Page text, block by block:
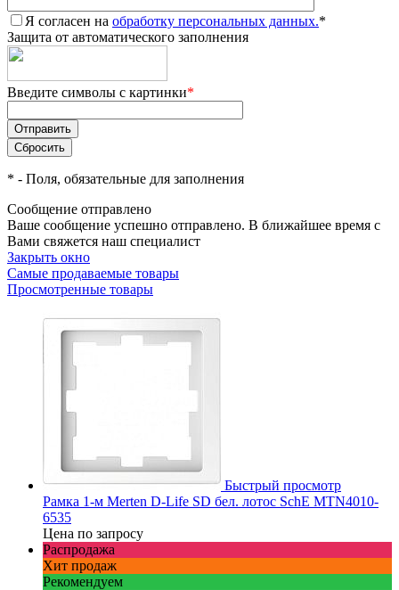
Я согласен на обработку персональных данных.*
Защита от автоматического заполнения
Введите символы с картинки*
* - Поля, обязательные для заполнения
Сообщение отправлено
Ваше сообщение успешно отправлено. В ближайшее время с
Вами свяжется наш специалист
Закрыть окно
Самые продаваемые товары
Просмотренные товары
Быстрый просмотр
Рамка 1-м Merten D-Life SD бел. лотос SchE MTN4010-
6535
Цена по запросу
Распродажа
Хит продаж
Рекомендуем